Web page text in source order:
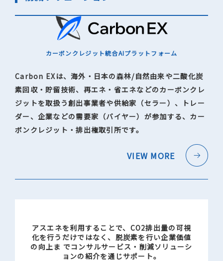
カーボンクレジット統合AIプラットフォーム
Carbon EXは、海外・日本の森林/自然由来や二酸化炭
素回収・貯留技術、再エネ・省エネなどのカーボンクレ
ジットを取扱う創出事業者や供給家（セラー）、トレー
ダー、企業などの需要家（バイヤー）が参加する、カー
ボンクレジット・排出権取引所です。
VIEW MORE
アスエネを利用することで、CO2排出量の可視
化を行うだけではなく、 脱炭素を行い企業価値
の向上ま でコンサルサービス・削減ソリューシ
ョンの紹介を通じサポート。